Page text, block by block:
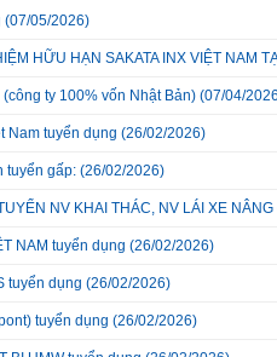
(07/05/2026)
HỮU HẠN SAKATA INX VIỆT NAM
ty 100% vốn Nhật Bản) (07/04/
Nam tuyển dụng (26/02/2026)
tuyển gấp: (26/02/2026)
NV KHAI THÁC, NV LÁI XE NÂNG
NAM tuyển dụng (26/02/2026)
tuyển dụng (26/02/2026)
tuyển dụng (26/02/2026)